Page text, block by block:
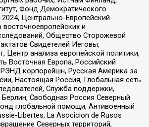
Фонд Демократического
Центрально-Европейский
восточноевропейских и
Общество Сторожевой
Свидетелей Иеговы,
Центр анализа европейской политики,
Восточная Европа, Российский
РЭНД корпорейшн, Русская Америка за
Настоящая Россия, Глобальная сеть
Служба поддержки,
Свободная Россия Северный
глобальной помощи, Антивоенный
Libertes, La Asocicion de Rusos
Северных территорий,